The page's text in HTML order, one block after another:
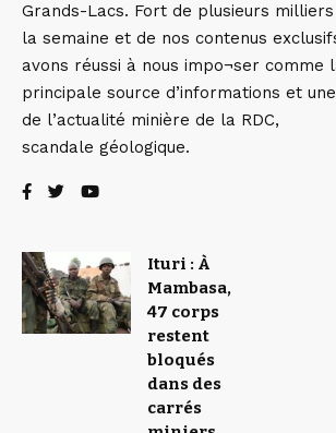
Grands-Lacs. Fort de plusieurs
la semaine et de nos contenus
avons réussi à nous impo¬ser comme
principale source d’informations et
de l’actualité minière de la RDC,
scandale géologique.
Ituri : À
Mambasa,
47 corps
restent
bloqués
dans des
carrés